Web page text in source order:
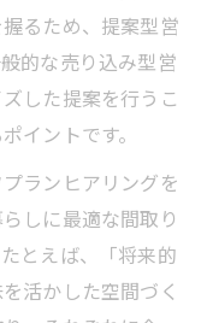
るため、提案型営
的な売り込み型営
した提案を行うこ
イントです。
ランヒアリングを
しに最適な間取り
とえば、「将来的
活かした空間づく